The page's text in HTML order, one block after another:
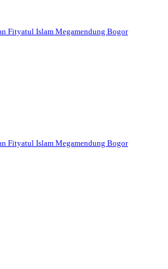
Fityatul Islam Megamendung Bogor
Fityatul Islam Megamendung Bogor